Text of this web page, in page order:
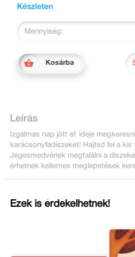
Készleten
Mennyiség:
Kosárba
Leírás
Izgalmas nap jött el: ideje
karácsonyfadíszeket! Hajtsd fel a kis
Jegesmedvének megtalálni a
érhetnek kellemes meglepetések
Ezek is érdekelhetnek!